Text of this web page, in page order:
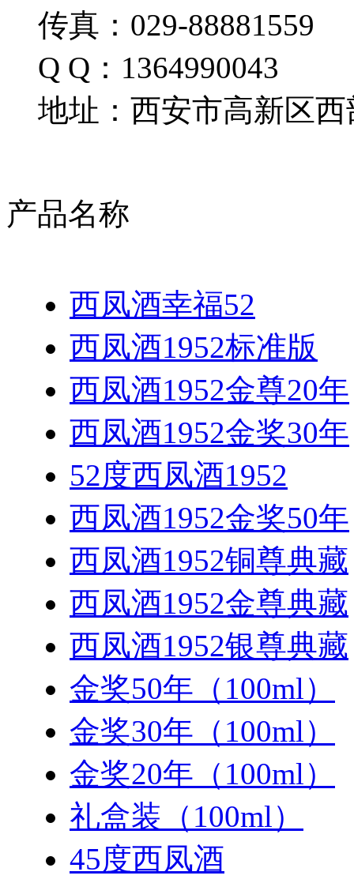
传真：029-88881559
Q Q：1364990043
地址：西安市高新区西
产品名称
西凤酒幸福52
西凤酒1952标准版
西凤酒1952金尊20年
西凤酒1952金奖30年
52度西凤酒1952
西凤酒1952金奖50年
西凤酒1952铜尊典藏
西凤酒1952金尊典藏
西凤酒1952银尊典藏
金奖50年（100ml）
金奖30年（100ml）
金奖20年（100ml）
礼盒装（100ml）
45度西凤酒